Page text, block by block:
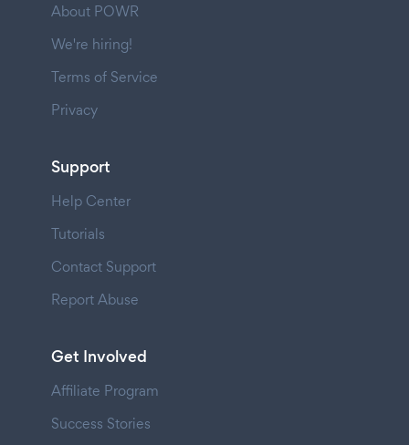
About POWR
We're hiring!
Terms of Service
Privacy
Support
Help Center
Tutorials
Contact Support
Report Abuse
Get Involved
Affiliate Program
Success Stories